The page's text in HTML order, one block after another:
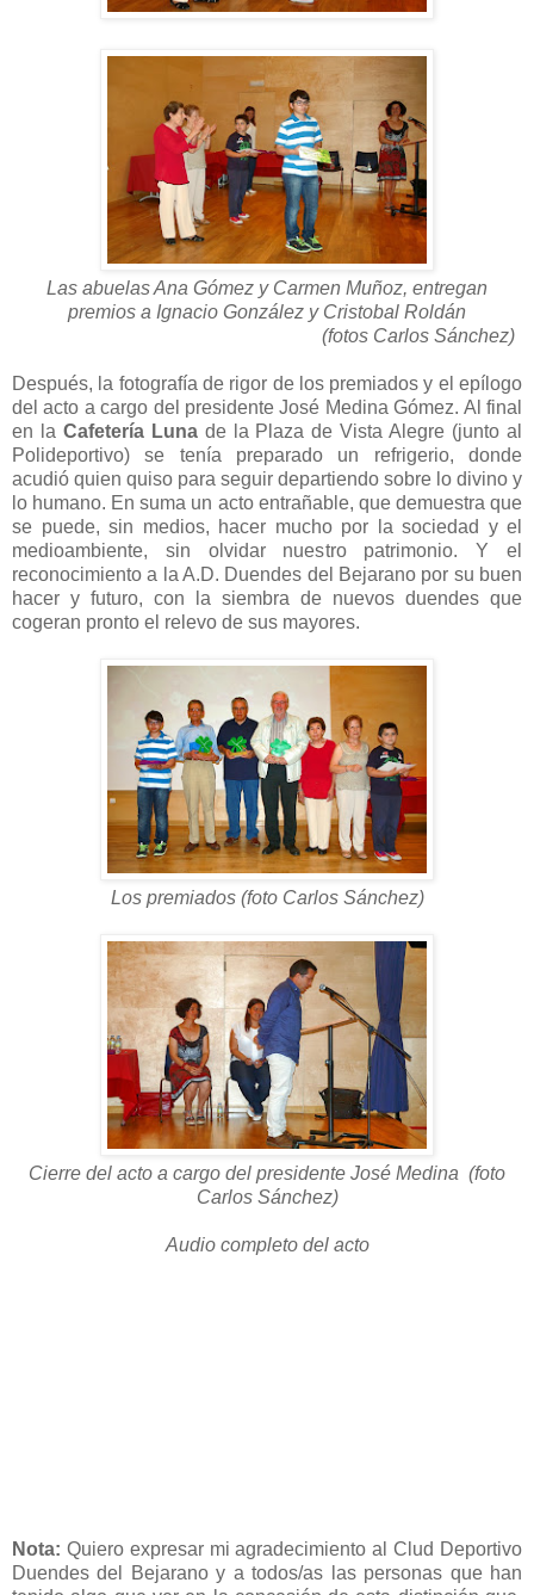
Las abuelas Ana Gómez y Carmen Muñoz, entregan
premios a Ignacio González y Cristobal Roldán
(fotos Carlos Sánchez)
Después, la fotografía de rigor de los premiados y el epílogo
del acto a cargo del presidente José Medina Gómez. Al final
en la Cafetería Lunade la Plaza de Vista Alegre (junto al
Polideportivo) se tenía preparado un refrigerio, donde
acudió quien quiso para seguir departiendo sobre lo divino y
lo humano. En suma un acto entrañable, que demuestra que
se puede, sin medios, hacer mucho por la sociedad y el
medioambiente, sin olvidar nuestro patrimonio. Y el
reconocimiento a la A.D. Duendes del Bejarano por su buen
hacer y futuro, con la siembra de nuevos duendes que
cogeran pronto el relevo de sus mayores.
Los premiados (foto Carlos Sánchez)
Cierre del acto a cargo del presidente José Medina (foto
Carlos Sánchez)
Audio completo del acto
Nota: Quiero expresar mi agradecimiento al Clud Deportivo
Duendes del Bejarano y a todos/as las personas que han